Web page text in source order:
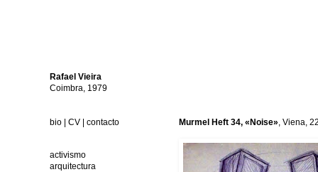
Murmel Heft 34, «Noise», Viena,
Rafael Vieira
Coimbra, 1979
bio CV contacto
activismo
arquitectura